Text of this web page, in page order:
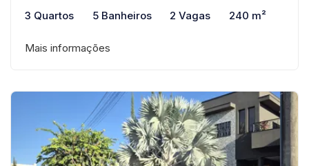
3 Quartos 5 Banheiros 2 Vagas 240 m²
Mais informações